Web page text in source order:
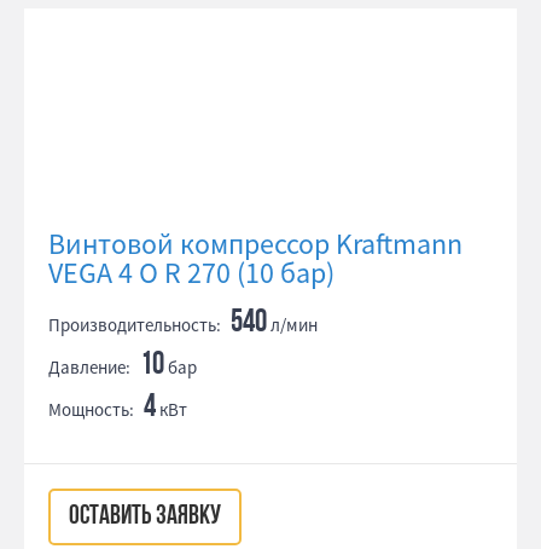
Винтовой компрессор Kraftmann
VEGA 4 O R 270 (10 бар)
Производительность: 540л/мин
Давление: 10бар
Мощность: 4 кВт
ОСТАВИТЬ ЗАЯВКУ